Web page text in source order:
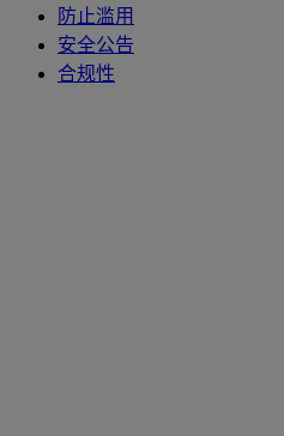
防止滥用
安全公告
合规性